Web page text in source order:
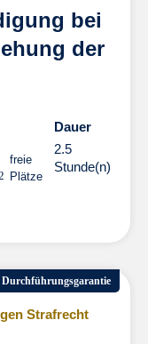
bei
der
freie
Plätze
Dauer
2.5
Stunde(n)
Durchführungsgarantie
Strafrecht